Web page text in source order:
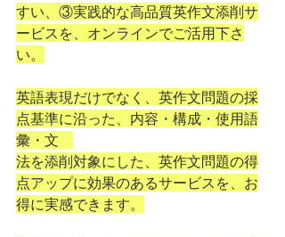
すい、③実践的な高品質英作文添削サ
ービスを、オンラインでご活用下さ
い。
英語表現だけでなく、英作文問題の採
点基準に沿った、内容・構成・使用語
彙・文
法を添削対象にした、英作文問題の得
点アップに効果のあるサービスを、お
得に実感できます。